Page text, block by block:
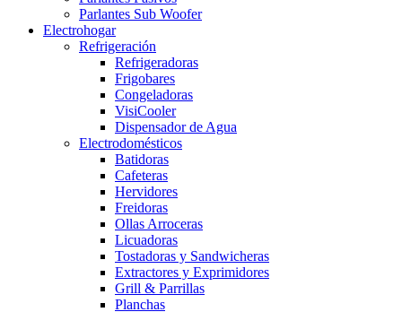
Parlantes Sub Woofer
Electrohogar
Refrigeración
Refrigeradoras
Frigobares
Congeladoras
VisiCooler
Dispensador de Agua
Electrodomésticos
Batidoras
Cafeteras
Hervidores
Freidoras
Ollas Arroceras
Licuadoras
Tostadoras y Sandwicheras
Extractores y Exprimidores
Grill & Parrillas
Planchas